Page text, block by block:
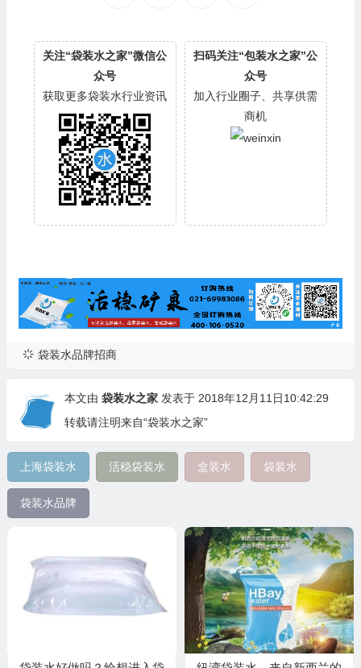
关注“袋装水之家”微信公
众号
获取更多袋装水行业资讯
扫码关注“包装水之家”公
众号
加入行业圈子、共享供需
商机
袋装水品牌招商
本文由 袋装水之家发表于 2018年12月11日10:42:29
转载请注明来自“袋装水之家”
上海袋装水 活稳袋装水 盒装水 袋装水
袋装水品牌